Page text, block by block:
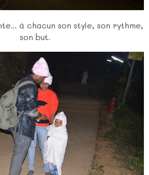
à chacun son style, son rythme,
son but.